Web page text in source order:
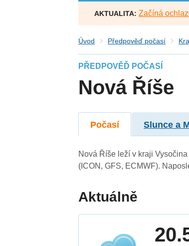
AKTUALITA: Začíná
Úvod Předpověď počasí
PŘEDPOVĚĎ POČASÍ
Nová Říše
Počasí Slunce a
Nová Říše leží v kraji
(ICON, GFS, ECMWF).
Aktuálně